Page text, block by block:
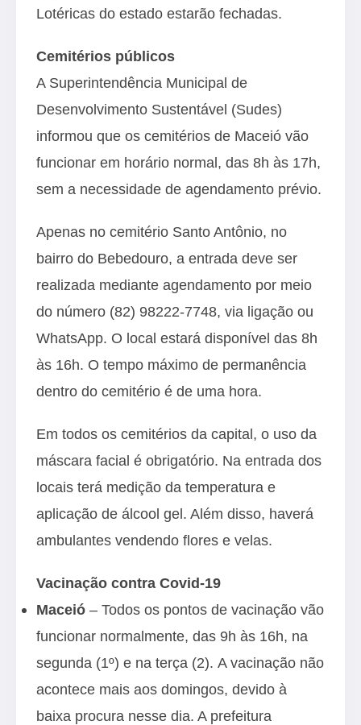
Lotéricas do estado estarão fechadas.
Cemitérios públicos
A Superintendência Municipal de
Desenvolvimento Sustentável (Sudes)
informou que os cemitérios de Maceió vão
funcionar em horário normal, das 8h às 17h,
sem a necessidade de agendamento prévio.
Apenas no cemitério Santo Antônio, no
bairro do Bebedouro, a entrada deve ser
realizada mediante agendamento por meio
do número (82) 98222-7748, via ligação ou
WhatsApp. O local estará disponível das 8h
às 16h. O tempo máximo de permanência
dentro do cemitério é de uma hora.
Em todos os cemitérios da capital, o uso da
máscara facial é obrigatório. Na entrada dos
locais terá medição da temperatura e
aplicação de álcool gel. Além disso, haverá
ambulantes vendendo flores e velas.
Vacinação contra Covid-19
Maceió – Todos os pontos de vacinação vão
funcionar normalmente, das 9h às 16h, na
segunda (1º) e na terça (2). A vacinação não
acontece mais aos domingos, devido à
baixa procura nesse dia. A prefeitura